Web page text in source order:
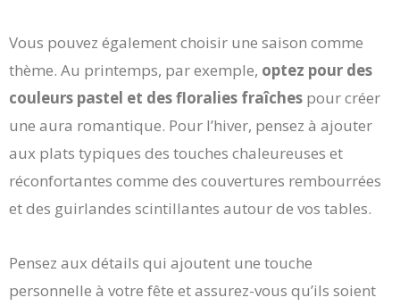
Vous pouvez également choisir une saison comme
thème. Au printemps, par exemple, optez pour des
couleurs pastel et des floralies fraîches pour créer
une aura romantique. Pour l’hiver, pensez à ajouter
aux plats typiques des touches chaleureuses et
réconfortantes comme des couvertures rembourrées
et des guirlandes scintillantes autour de vos tables.
Pensez aux détails qui ajoutent une touche
personnelle à votre fête et assurez-vous qu’ils soient